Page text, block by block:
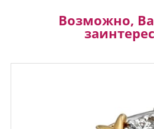
Возможно,